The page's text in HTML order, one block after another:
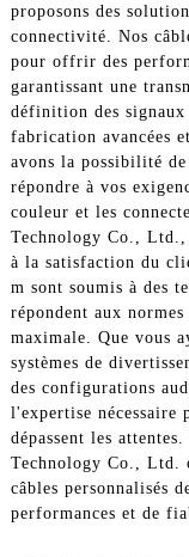
proposons des
connectivité. Nos
pour offrir des
garantissant une
définition des signaux
fabrication avancées
avons la possibilité
répondre à vos
couleur et les
Technology Co.,
à la satisfaction du
m sont soumis à des
répondent aux
maximale. Que vous
systèmes de
des configurations
l'expertise nécessaire
dépassent les
Technology Co., Ltd.
câbles personnalisés
performances et de